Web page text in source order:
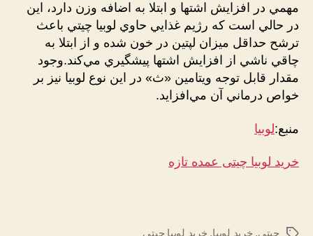
مهمي در افزايش اشتها و ابتلا به اضافه وزن دارد، اين
در حالي است که رژيم غذايي حاوي لوبيا چيتي باعث
ترشح حداقل ميزان لپتين در خون شده و از ابتلا به
چاقي ناشي از افزايش اشتها پيشگيري مي‌کند.وجود
مقدار قابل توجه ويتامين «ث» در اين نوع لوبيا نيز بر
خواص درماني آن مي‌افزايد.
منبع:لوبیا
خرید لوبیا چیتی عمده تازه
برچسب‌ها
چیتی, خرید لوبیا, خرید لوبیا چیتی